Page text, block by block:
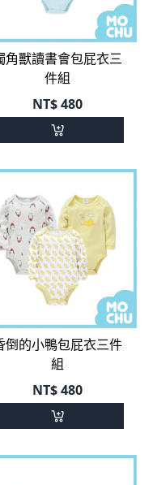
獨角獸讀書會包屁衣三
件組
NT$480
昏倒的小鴨包屁衣三件
組
NT$480